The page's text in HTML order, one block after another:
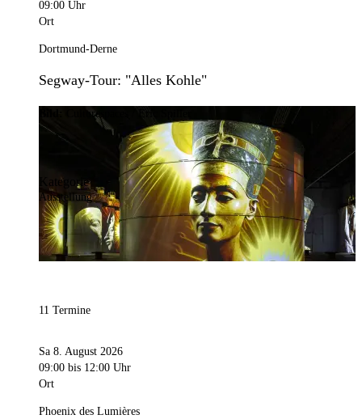
09:00 Uhr
Ort
Dortmund-Derne
Segway-Tour: "Alles Kohle"
Culturespaces / Eric Spiller
Kategorie
Ausstellung
11 Termine
Sa 8. August 2026
09:00 bis 12:00 Uhr
Ort
Phoenix des Lumières